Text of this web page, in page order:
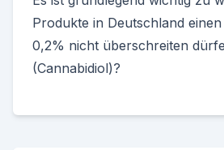
Produkte in Deutschland
0,2% nicht überschreiten
(Cannabidiol)?